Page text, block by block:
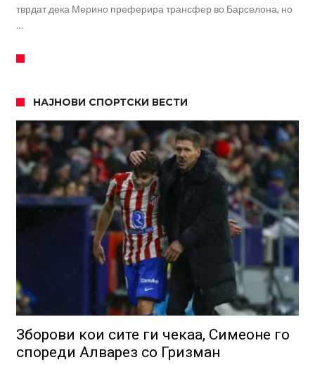
тврдат дека Мерино преферира трансфер во Барселона, но
…
НАЈНОВИ СПОРТСКИ ВЕСТИ
Зборови кои сите ги чекаа, Симеоне го
спореди Алварез со Гризман